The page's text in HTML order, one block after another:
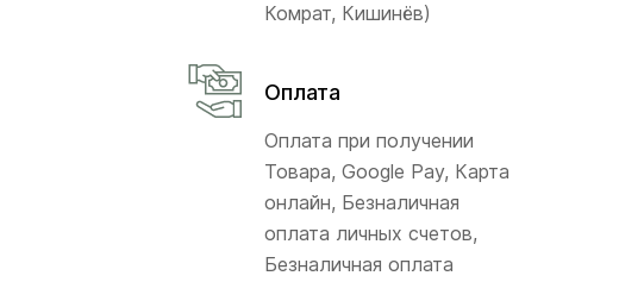
Комрат, Кишинёв)
Оплата
Оплата при получении
Товара, Google Pay, Карта
онлайн, Безналичная
оплата личных счетов,
Безналичная оплата